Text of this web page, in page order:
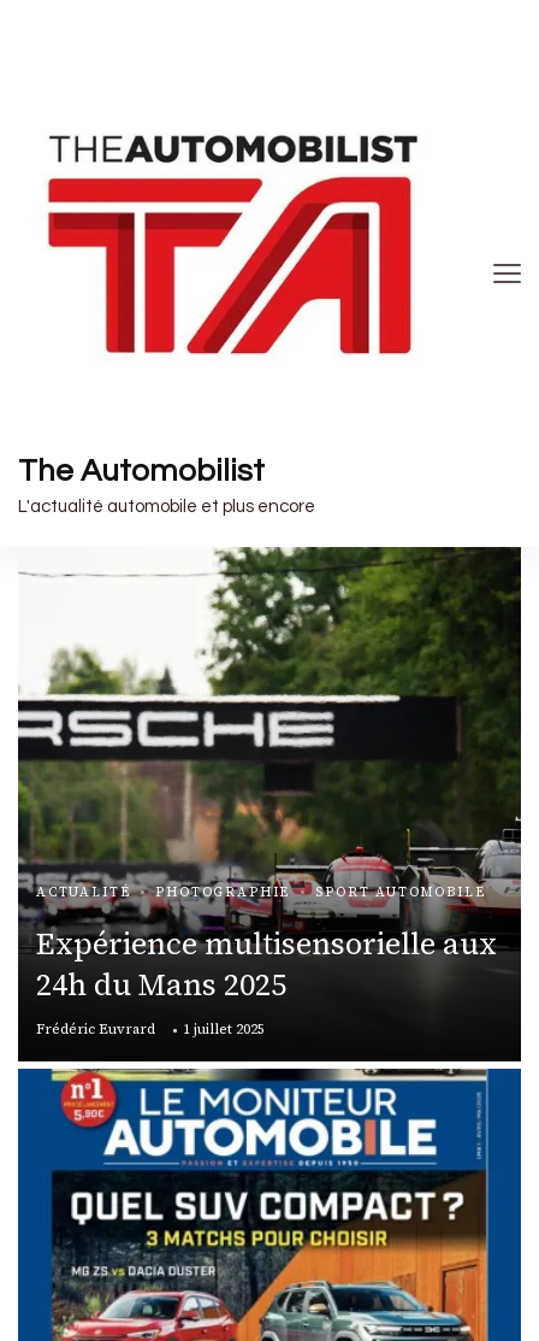
The Automobilist
L'actualité automobile et plus encore
ACTUALITÉ PHOTOGRAPHIE SPORT AUTOMOBILE
Expérience multisensorielle aux
24h du Mans 2025
Frédéric Euvrard 1 juillet 2025